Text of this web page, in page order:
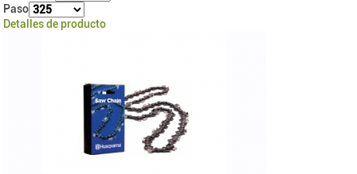
Paso
Detalles de producto